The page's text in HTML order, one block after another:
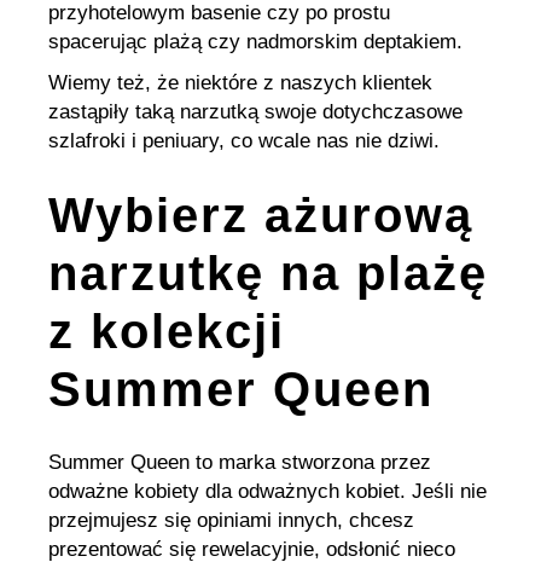
przyhotelowym basenie czy po prostu
spacerując plażą czy nadmorskim deptakiem.
Wiemy też, że niektóre z naszych klientek
zastąpiły taką narzutką swoje dotychczasowe
szlafroki i peniuary, co wcale nas nie dziwi.
Wybierz ażurową
narzutkę na plażę
z kolekcji
Summer Queen
Summer Queen to marka stworzona przez
odważne kobiety dla odważnych kobiet. Jeśli nie
przejmujesz się opiniami innych, chcesz
prezentować się rewelacyjnie, odsłonić nieco